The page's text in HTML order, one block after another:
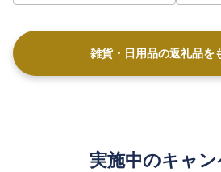
雑貨・日用品の返礼品を
実施中のキャン